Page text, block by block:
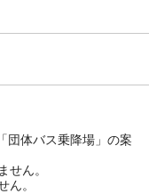
団体バス乗降場」の案
ん。
。